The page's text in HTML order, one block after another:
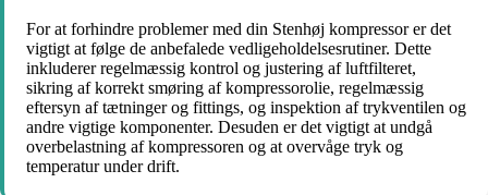
For at forhindre problemer med din Stenhøj kompressor er det
vigtigt at følge de anbefalede vedligeholdelsesrutiner. Dette
inkluderer regelmæssig kontrol og justering af luftfilteret,
sikring af korrekt smøring af kompressorolie, regelmæssig
eftersyn af tætninger og fittings, og inspektion af trykventilen og
andre vigtige komponenter. Desuden er det vigtigt at undgå
overbelastning af kompressoren og at overvåge tryk og
temperatur under drift.